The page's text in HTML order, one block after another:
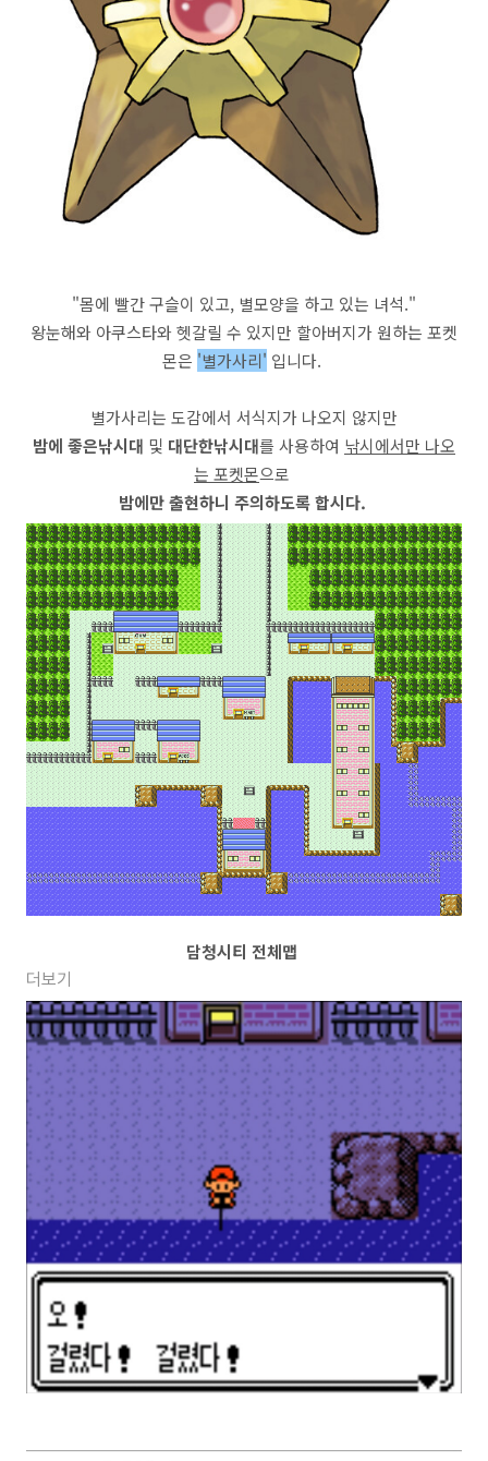
"몸에 빨간 구슬이 있고, 별모양을 하고 있는 녀석."
왕눈해와 아쿠스타와 헷갈릴 수 있지만 할아버지가 원하는 포켓
몬은 '별가사리' 입니다.
별가사리는 도감에서 서식지가 나오지 않지만
밤에 좋은낚시대 및 대단한낚시대를 사용하여 낚시에서만 나오
는 포켓몬으로
밤에만 출현하니 주의하도록 합시다.
담청시티 전체맵
더보기